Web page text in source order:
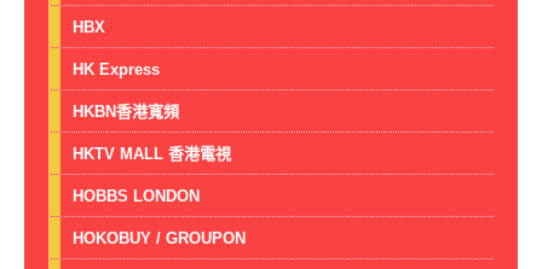
HBX
HK Express
HKBN香港寬頻
HKTV MALL 香港電視
HOBBS LONDON
HOKOBUY / GROUPON